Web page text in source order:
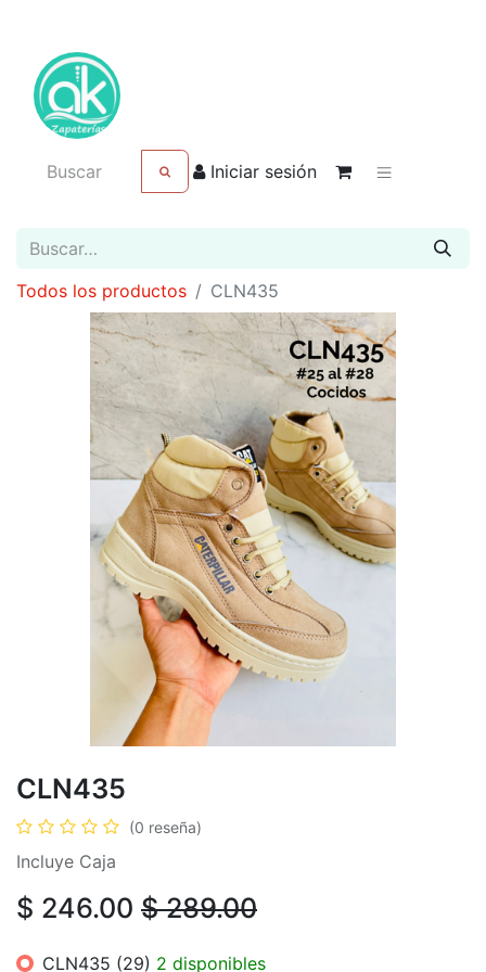
Iniciar sesión
Todos los productos CLN435
CLN435
(0 reseña)
Incluye Caja
$ 246.00 $289.00
CLN435 (29) 2 disponibles